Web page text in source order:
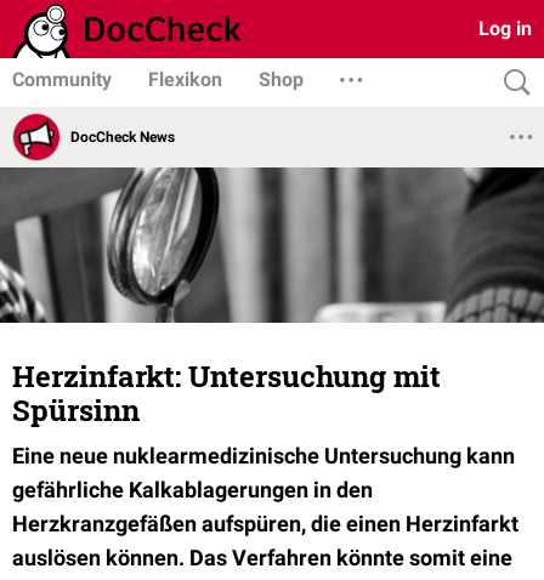
Log in
Community Flexikon Shop
DocCheck News
Herzinfarkt: Untersuchung mit
Spürsinn
Eine neue nuklearmedizinische Untersuchung kann
gefährliche Kalkablagerungen in den
Herzkranzgefäßen aufspüren, die einen Herzinfarkt
auslösen können. Das Verfahren könnte somit eine